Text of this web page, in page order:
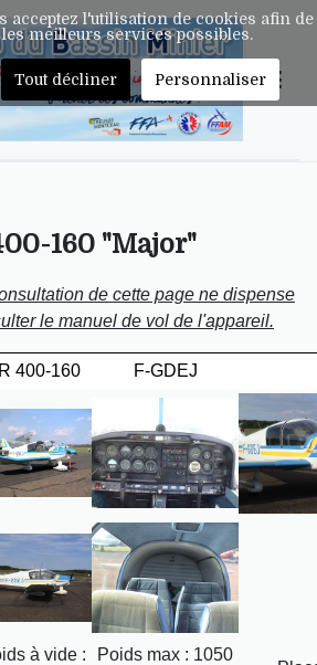
160 "Major"
de cette page ne dispense
le manuel de vol de l'appareil.
400-160 F-GDEJ
à vide :
Poids max : 1050
acceptez l'utilisation de cookies afin de
meilleurs services possibles.
Tout décliner Personnaliser